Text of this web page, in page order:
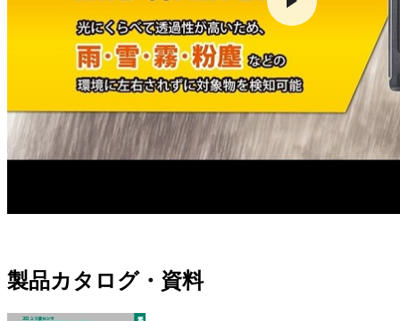
製品カタログ・資料